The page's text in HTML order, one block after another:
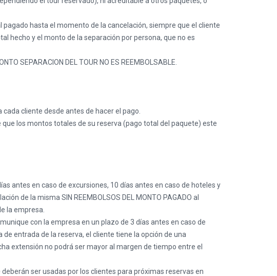
hasta el momento de la cancelación, siempre que el cliente
hecho y el monto de la separación por persona, que no es
SEPARACION DEL TOUR NO ES REEMBOLSABLE.
cliente desde antes de hacer el pago.
los montos totales de su reserva (pago total del paquete) este
antes en caso de excursiones, 10 días antes en caso de hoteles y
de la misma SIN REEMBOLSOS DEL MONTO PAGADO al
la empresa.
con la empresa en un plazo de 3 días antes en caso de
entrada de la reserva, el cliente tiene la opción de una
extensión no podrá ser mayor al margen de tiempo entre el
ser usadas por los clientes para próximas reservas en